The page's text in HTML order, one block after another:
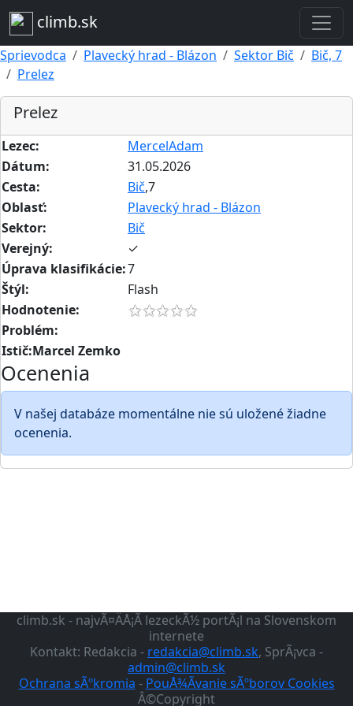
climb.sk
Sprievodca Plavecký hrad - Blázon Sektor Bič
Bič, 7
Prelez
Prelez
Lezec:
MercelAdam
Dátum:
31.05.2026
Cesta:
Bič,7
Oblasť:
Plavecký hrad - Blázon
Sektor:
Bič
Verejný:
✓
Úprava klasifikácie:7
Štýl:
Flash
Hodnotenie:
Problém:
Istič:Marcel Zemko
Ocenenia
V našej databáze momentálne nie sú uložené žiadne
ocenenia.
climb.sk - najvÃ¤ÄÅ¡Ã­ lezeckÃ½ portÃ¡l na Slovenskom
internete
Kontakt: Redakcia - redakcia@climb.sk, SprÃ¡vca -
admin@climb.sk
Ochrana sÃºkromia - PouÅ¾Ã­vanie sÃºborov Cookies
Â©Copyright